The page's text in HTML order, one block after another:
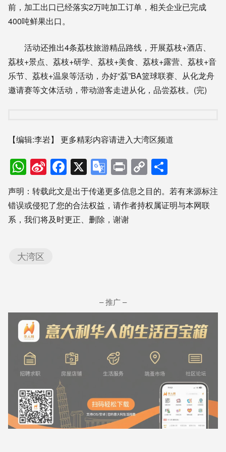
前，加工出口已经落实2万吨加工订单，相关企业已完成
400吨鲜果出口。
活动还推出4条荔枝旅游精品路线，开展荔枝+酒店、
荔枝+景点、荔枝+研学、荔枝+美食、荔枝+露营、荔枝+音
乐节、荔枝+温泉等活动，办好“荔”BA篮球联赛、从化龙舟
邀请赛等文体活动，带动游客走进从化，品尝荔枝。(完)
【编辑:李岩】 更多精彩内容请进入大湾区频道
WhatsApp
Sina
Weibo
Facebook
X Google
Translate
PrintCopy
Link享
声明：转载此文是出于传递更多信息之目的。若有来源标注
错误或侵犯了您的合法权益，请作者持权属证明与本网联
系，我们将及时更正、删除，谢谢
大湾区
– 推广 –